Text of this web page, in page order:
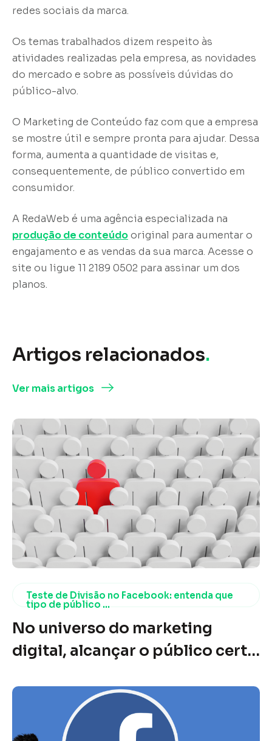
redes sociais da marca.
Os temas trabalhados dizem respeito às
atividades realizadas pela empresa, as novidades
do mercado e sobre as possíveis dúvidas do
público-alvo.
O Marketing de Conteúdo faz com que a empresa
se mostre útil e sempre pronta para ajudar. Dessa
forma, aumenta a quantidade de visitas e,
consequentemente, de público convertido em
consumidor.
A RedaWeb é uma agência especializada na
produção de conteúdooriginal para aumentar o
engajamento e as vendas da sua marca. Acesse o
site ou ligue 11 2189 0502 para assinar um dos
planos.
Artigos relacionados.
Ver mais artigos
Teste de Divisão no Facebook: entenda que
tipo de público ...
No universo do marketing
digital, alcançar o público certo
enfrentados pelos profissionais
da área. Com a evolução das